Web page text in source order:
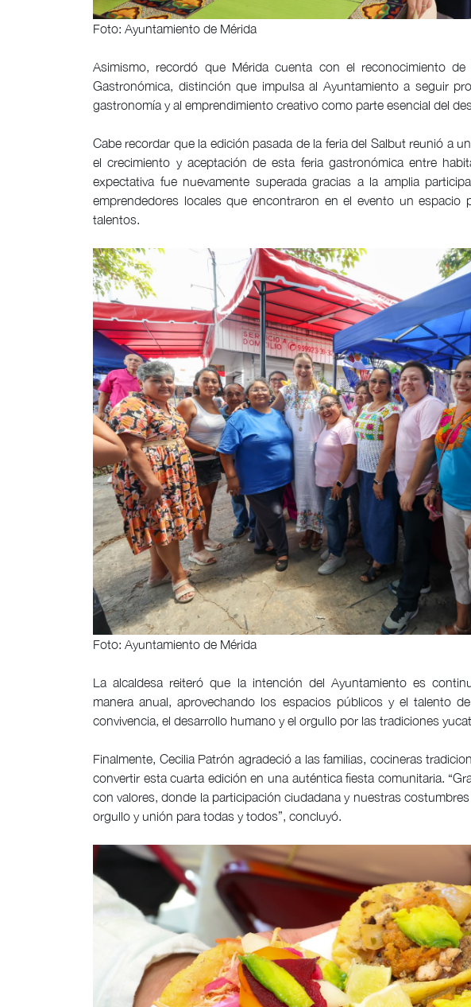
Foto: Ayuntamiento de Mérida
Asimismo, recordó que Mérida cuenta con el reconocimiento
Gastronómica, distinción que impulsa al Ayuntamiento a seguir
gastronomía y al emprendimiento creativo como parte esencial del
Cabe recordar que la edición pasada de la feria del Salbut reunió a
el crecimiento y aceptación de esta feria gastronómica entre
expectativa fue nuevamente superada gracias a la amplia
emprendedores locales que encontraron en el evento un
talentos.
Foto: Ayuntamiento de Mérida
La alcaldesa reiteró que la intención del Ayuntamiento es
manera anual, aprovechando los espacios públicos y el talento
convivencia, el desarrollo humano y el orgullo por las tradiciones
Finalmente, Cecilia Patrón agradeció a las familias, cocineras
convertir esta cuarta edición en una auténtica fiesta comunitaria.
con valores, donde la participación ciudadana y nuestras
orgullo y unión para todas y todos”, concluyó.